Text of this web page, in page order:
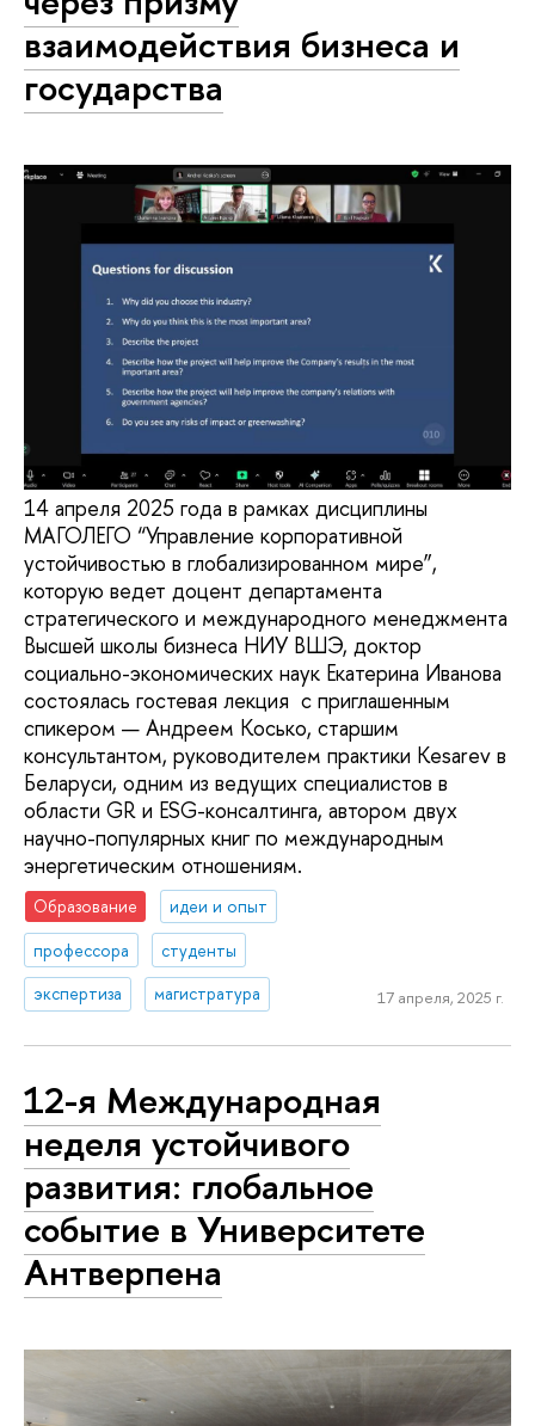
взаимодействия бизнеса и
государства
14 апреля 2025 года в рамках дисциплины
МАГОЛЕГО “Управление корпоративной
устойчивостью в глобализированном мире”,
которую ведет доцент департамента
стратегического и международного менеджмента
Высшей школы бизнеса НИУ ВШЭ, доктор
социально-экономических наук Екатерина Иванова
состоялась гостевая лекция с приглашенным
спикером — Андреем Косько, старшим
консультантом, руководителем практики Kesarev в
Беларуси, одним из ведущих специалистов в
области GR и ESG-консалтинга, автором двух
научно-популярных книг по международным
энергетическим отношениям.
Образование
идеи и опыт
профессора
студенты
экспертиза
магистратура 17 апреля, 2025 г.
12-я Международная
неделя устойчивого
развития: глобальное
событие в Университете
Антверпена